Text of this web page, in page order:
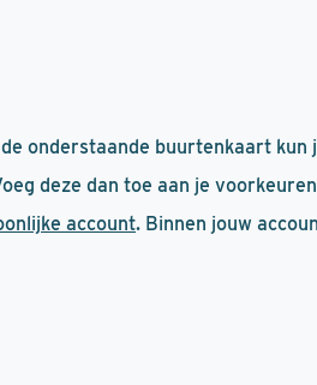
onderstaande buurtenkaart kun
deze dan toe aan je
account. Binnen jouw